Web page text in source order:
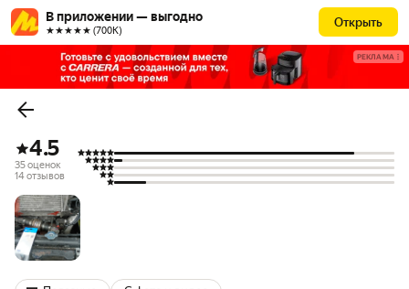
В приложении — выгодно
★★★★★ (700К)
Открыть
РЕКЛАМА
4.5
35 оценок
14 отзывов